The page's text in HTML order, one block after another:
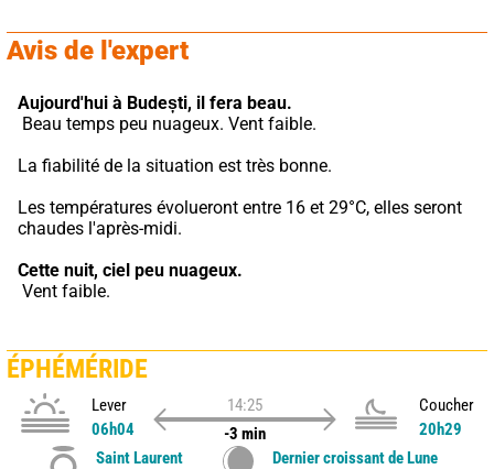
Avis de l'expert
Aujourd'hui à Budești, il fera beau.
Beau temps peu nuageux. Vent faible.
La fiabilité de la situation est très bonne.
Les températures évolueront entre 16 et 29°C, elles seront
chaudes l'après-midi.
Cette nuit, ciel peu nuageux.
Vent faible.
ÉPHÉMÉRIDE
Lever
06h04
14:25
-3 min
Coucher
20h29
Saint Laurent
Dernier croissant de Lune